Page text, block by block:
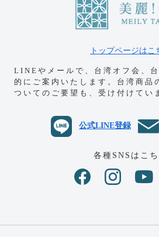
トップページはこ
LINEやメールで、台湾オフ会、
的にご案内いたします。 台湾商品
ついてのご要望も、受け付けてい
公式LINE登録
各種SNSはこち